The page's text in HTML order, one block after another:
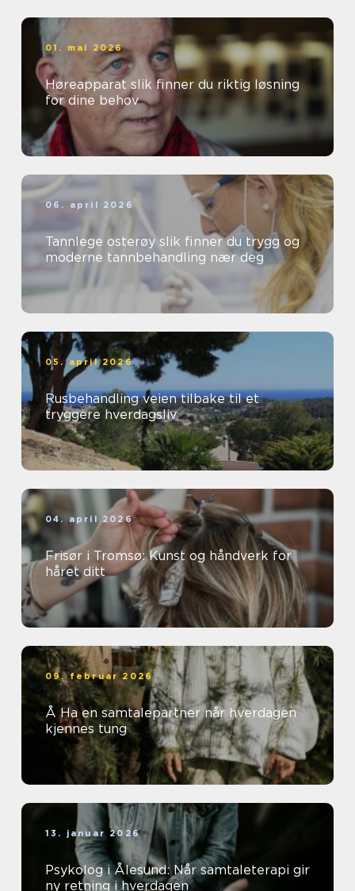
01. mai 2026
Høreapparat slik finner du riktig løsning
for dine behov
06. april 2026
Tannlege osterøy slik finner du trygg og
moderne tannbehandling nær deg
05. april 2026
Rusbehandling veien tilbake til et
tryggere hverdagsliv
04. april 2026
Frisør i Tromsø: Kunst og håndverk for
håret ditt
09. februar 2026
Å Ha en samtalepartner når hverdagen
kjennes tung
13. januar 2026
Psykolog i Ålesund: Når samtaleterapi gir
ny retning i hverdagen